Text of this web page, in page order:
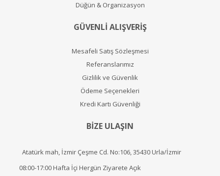
Düğün & Organizasyon
GÜVENLİ ALIŞVERİŞ
Mesafeli Satış Sözleşmesi
Referanslarımız
Gizlilik ve Güvenlik
Ödeme Seçenekleri
Kredi Kartı Güvenliği
BİZE ULAŞIN
Atatürk mah, İzmir Çeşme Cd. No:106, 35430 Urla/İzmir
08:00-17:00 Hafta İçi Hergün Ziyarete Açık